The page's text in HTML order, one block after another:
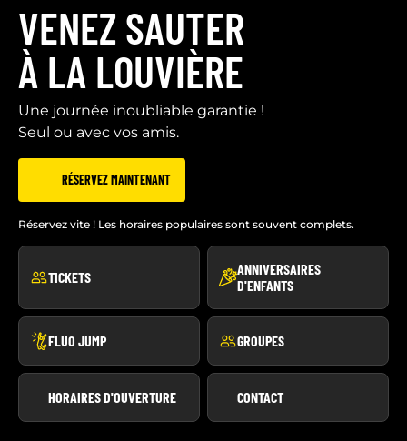
VENEZ SAUTER
À LA LOUVIÈRE
Une journée inoubliable garantie !
Seul ou avec vos amis.
RÉSERVEZ MAINTENANT
Réservez vite ! Les horaires populaires sont souvent complets.
TICKETS
ANNIVERSAIRES
D'ENFANTS
FLUO JUMP GROUPES
HORAIRES D'OUVERTURE CONTACT